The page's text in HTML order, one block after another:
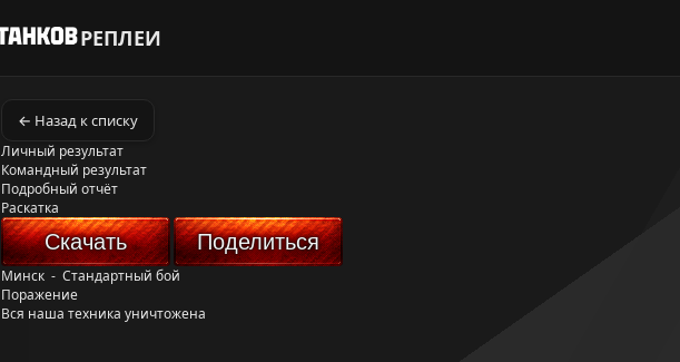
РЕПЛЕИ
← Назад к списку
Личный результат
Командный результат
Подробный отчёт
Раскатка
Скачать Поделиться
Минск - Стандартный бой
Поражение
Вся наша техника уничтожена